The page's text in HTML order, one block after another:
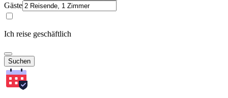
Gäste
Ich reise geschäftlich
Suchen